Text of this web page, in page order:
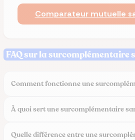
Comparateur mutuelle
FAQ sur la surcomplémentaire
Comment fonctionne une
À quoi sert une surcomplémentaire
Quelle différence entre une